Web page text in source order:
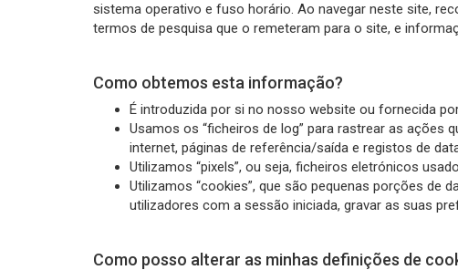
sistema operativo e fuso horário. Ao navegar neste site,
termos de pesquisa que o remeteram para o site, e
Como obtemos esta informação?
É introduzida por si no nosso website ou fornecida
Usamos os “ficheiros de log” para rastrear as ações
internet, páginas de referência/saída e registos de
Utilizamos “pixels”, ou seja, ficheiros eletrónicos
Utilizamos “cookies”, que são pequenas porções de
utilizadores com a sessão iniciada, gravar as suas
Como posso alterar as minhas definições de